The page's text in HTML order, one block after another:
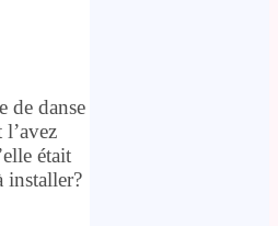
de danse
était
installer?